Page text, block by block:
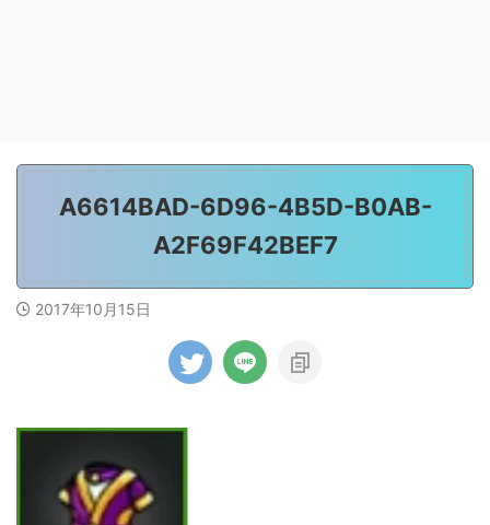
A6614BAD-6D96-4B5D-B0AB-
A2F69F42BEF7
2017年10月15日